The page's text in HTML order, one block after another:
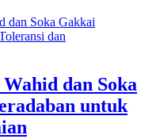
dan Soka
untuk